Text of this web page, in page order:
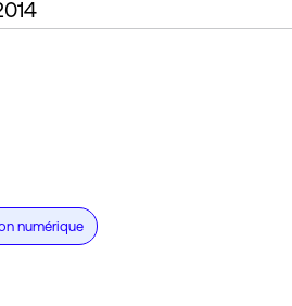
numérique